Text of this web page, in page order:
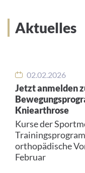
Aktuelles
02.02.2026
Jetzt anmelden
Kniearthrose
Kurse der
orthopädische
Februar